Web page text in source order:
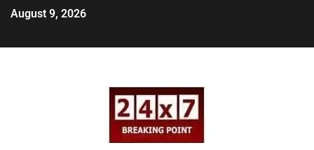
August 9, 2026